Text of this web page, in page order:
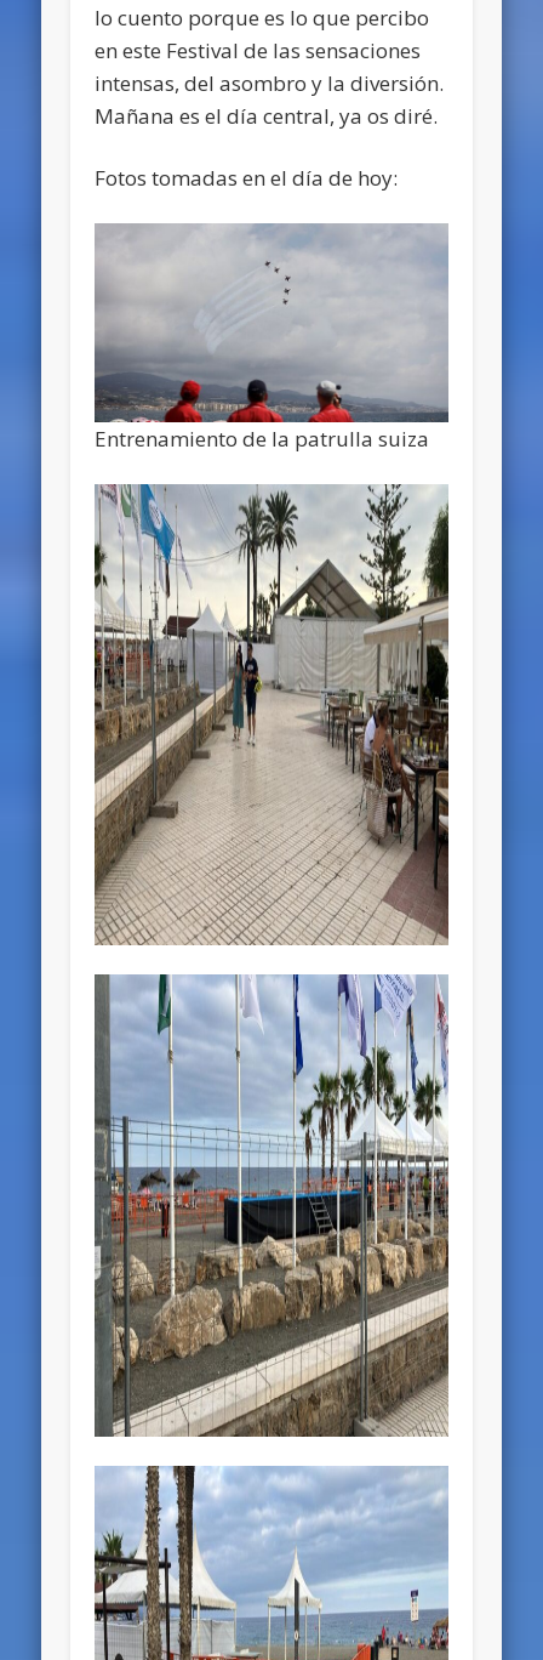
lo cuento porque es lo que percibo
en este Festival de las sensaciones
intensas, del asombro y la diversión.
Mañana es el día central, ya os diré.
Fotos tomadas en el día de hoy:
Entrenamiento de la patrulla suiza